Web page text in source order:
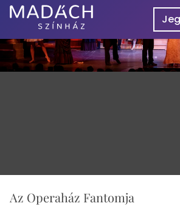
Madách
Színház
Madách
Műsor
Az Operaház Fantomja